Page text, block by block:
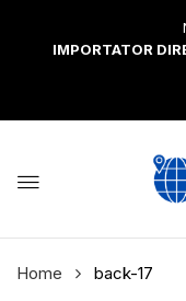
IMPORTATOR
Home back-17